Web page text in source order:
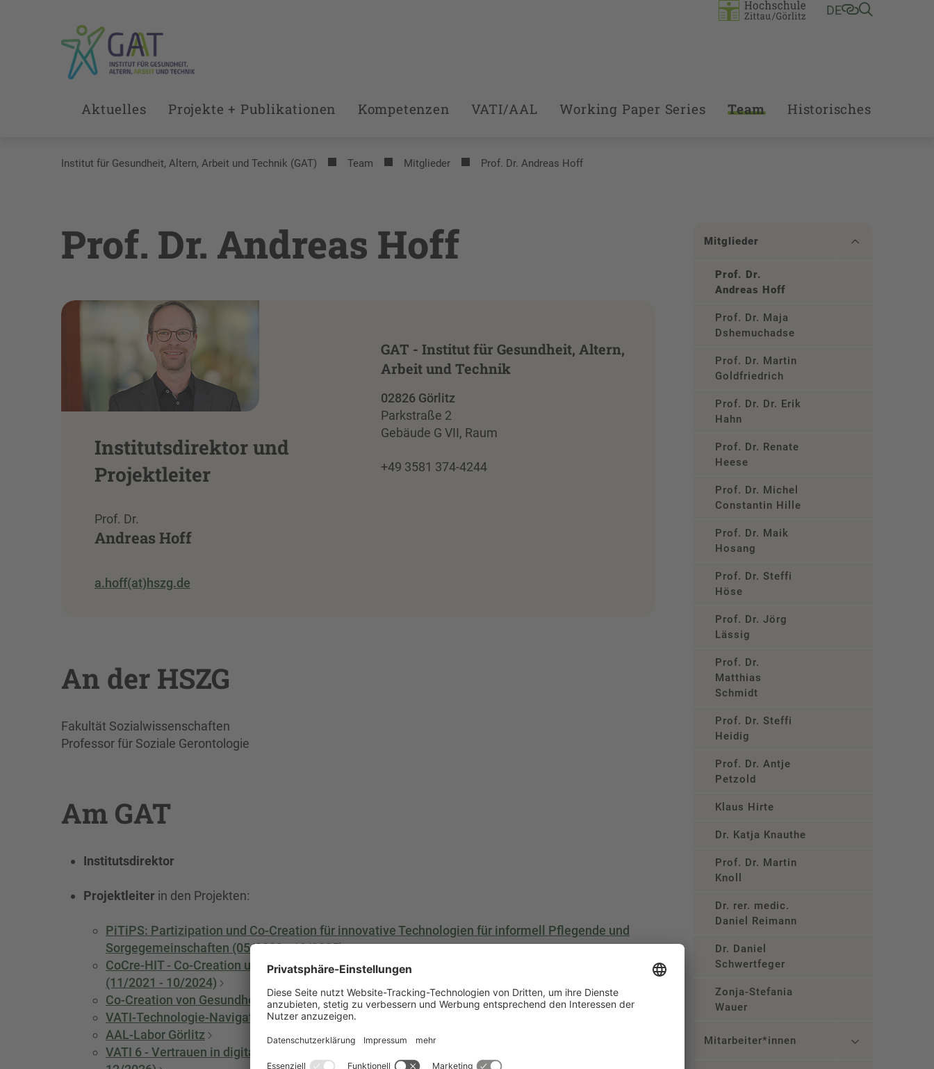
DE
Aktuelles Projekte + Publikationen Kompetenzen VATI/AAL Working Paper Series Team Historisches
Institut für Gesundheit, Altern, Arbeit und Technik (GAT) Team Mitglieder Prof. Dr. Andreas Hoff
Prof. Dr. Andreas Hoff
Institutsdirektor und
Projektleiter
Prof. Dr.
Andreas Hoff
a.hoff(at)hszg.de
GAT - Institut für Gesundheit, Altern,
Arbeit und Technik
02826 Görlitz
Parkstraße 2
Gebäude G VII, Raum
+49 3581 374-4244
An der HSZG
Fakultät Sozialwissenschaften
Professor für Soziale Gerontologie
Am GAT
Institutsdirektor
Projektleiter in den Projekten:
PiTiPS: Partizipation und Co-Creation für innovative Technologien für informell Pflegende und
Sorgegemeinschaften (05/2022 - 12/2025)
CoCre-HIT - Co-Creation und nachhaltige Partizipation in der Entwicklung hybrider Gesundheits-IT
(11/2021 - 10/2024)
Co-Creation von Gesundheits- u. Assistenztechnologien für ältere Menschen (09 - 02/2022)
VATI-Technologie-Navigator
AAL-Labor Görlitz
VATI 6 - Vertrauen in digitale Alltagsbegleiter zur Reduzierung von Einsamkeit im Alter (05/2023 -
Mitglieder
Prof. Dr.
Andreas Hoff
Prof. Dr. Maja
Dshemuchadse
Prof. Dr. Martin
Goldfriedrich
Prof. Dr. Dr. Erik
Hahn
Prof. Dr. Renate
Heese
Prof. Dr. Michel
Constantin Hille
Prof. Dr. Maik
Hosang
Prof. Dr. Steffi
Höse
Prof. Dr. Jörg
Lässig
Prof. Dr.
Matthias
Schmidt
Prof. Dr. Steffi
Heidig
Prof. Dr. Antje
Petzold
Klaus Hirte
Dr. Katja Knauthe
Prof. Dr. Martin
Knoll
Dr. rer. medic.
Daniel Reimann
Dr. Daniel
Schwertfeger
Zonja-Stefania
Wauer
Mitarbeiter*innen